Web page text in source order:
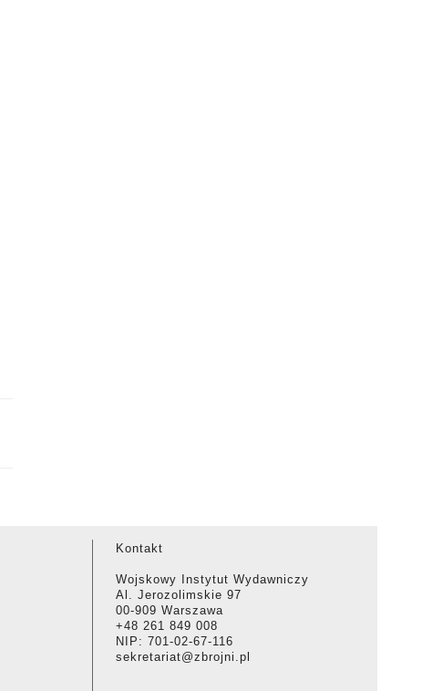
Kontakt
Wojskowy Instytut Wydawniczy
Al. Jerozolimskie 97
00-909 Warszawa
+48 261 849 008
NIP: 701-02-67-116
sekretariat@zbrojni.pl